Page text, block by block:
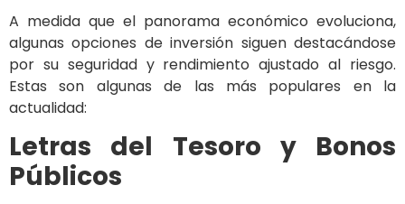
A medida que el panorama económico evoluciona,
algunas opciones de inversión siguen destacándose
por su seguridad y rendimiento ajustado al riesgo.
Estas son algunas de las más populares en la
actualidad:
Letras del Tesoro y Bonos
Públicos